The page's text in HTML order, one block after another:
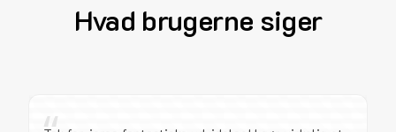
Hvad brugerne siger